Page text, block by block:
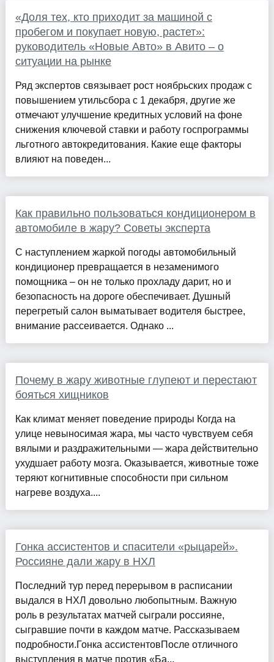
«Доля тех, кто приходит за машиной с
пробегом и покупает новую, растет»:
руководитель «Новые Авто» в Авито – о
ситуации на рынке
Ряд экспертов связывает рост ноябрьских продаж с
повышением утильсбора с 1 декабря, другие же
отмечают улучшение кредитных условий на фоне
снижения ключевой ставки и работу госпрограммы
льготного автокредитования. Какие еще факторы
влияют на поведен...
Как правильно пользоваться кондиционером в
автомобиле в жару? Советы эксперта
С наступлением жаркой погоды автомобильный
кондиционер превращается в незаменимого
помощника – он не только прохладу дарит, но и
безопасность на дороге обеспечивает. Душный
перегретый салон выматывает водителя быстрее,
внимание рассеивается. Однако ...
Почему в жару животные глупеют и перестают
бояться хищников
Как климат меняет поведение природы Когда на
улице невыносимая жара, мы часто чувствуем себя
вялыми и раздражительными — жара действительно
ухудшает работу мозга. Оказывается, животные тоже
теряют когнитивные способности при сильном
нагреве воздуха....
Гонка ассистентов и спасители «рыцарей».
Россияне дали жару в НХЛ
Последний тур перед перерывом в расписании
выдался в НХЛ довольно любопытным. Важную
роль в результатах матчей сыграли россияне,
сыгравшие почти в каждом матче. Рассказываем
подробности.Гонка ассистентовПосле отличного
выступления в матче против «Ба...